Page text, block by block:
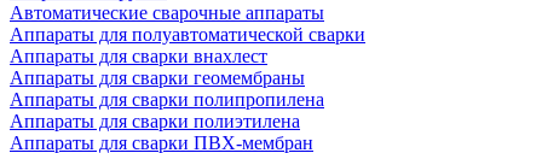
Автоматические сварочные аппараты
Аппараты для полуавтоматической сварки
Аппараты для сварки внахлест
Аппараты для сварки геомембраны
Аппараты для сварки полипропилена
Аппараты для сварки полиэтилена
Аппараты для сварки ПВХ-мембран